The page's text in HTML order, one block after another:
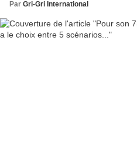
Par Gri-Gri International